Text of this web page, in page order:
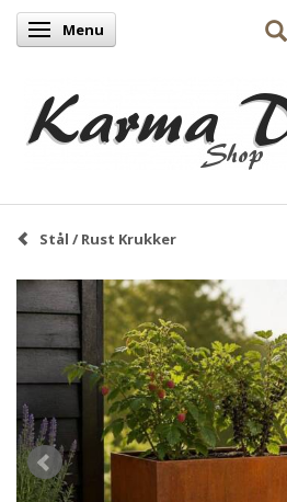
Skifte navigation
Menu
Stål / Rust Krukker